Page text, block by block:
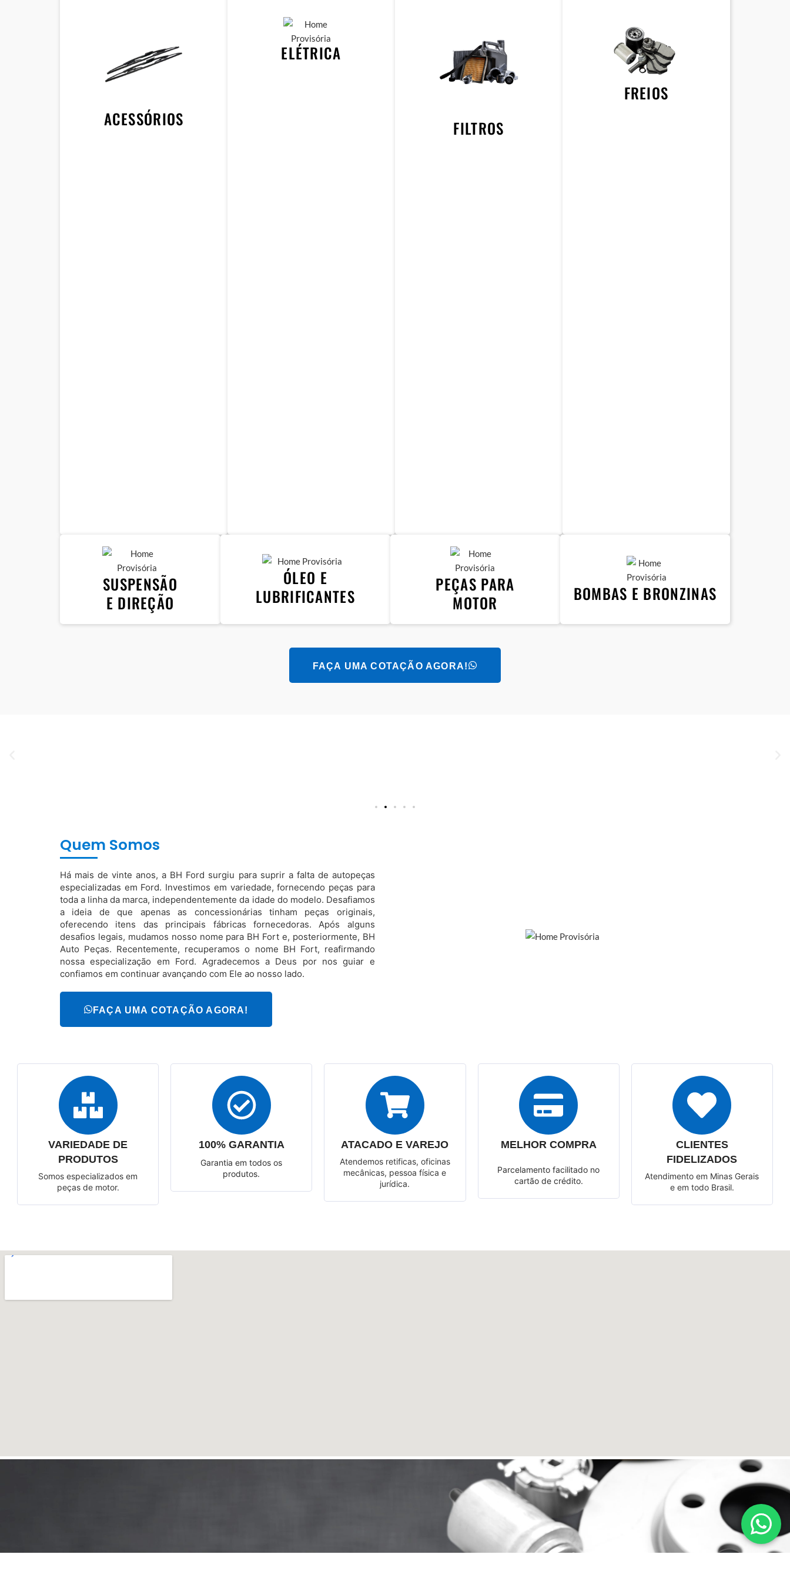
ACESSÓRIOS
ELÉTRICA
FILTROS
FREIOS
SUSPENSÃO
E DIREÇÃO
ÓLEO E
LUBRIFICANTES
PEÇAS PARA
MOTOR
BOMBAS E BRONZINAS
FAÇA UMA COTAÇÃO AGORA!
Quem Somos
Há mais de vinte anos, a BH Ford surgiu para suprir a falta de autopeças
especializadas em Ford. Investimos em variedade, fornecendo peças para
toda a linha da marca, independentemente da idade do modelo. Desafiamos
a ideia de que apenas as concessionárias tinham peças originais,
oferecendo itens das principais fábricas fornecedoras. Após alguns
desafios legais, mudamos nosso nome para BH Fort e, posteriormente, BH
Auto Peças. Recentemente, recuperamos o nome BH Fort, reafirmando
nossa especialização em Ford. Agradecemos a Deus por nos guiar e
confiamos em continuar avançando com Ele ao nosso lado.
FAÇA UMA COTAÇÃO AGORA!
VARIEDADE DE
PRODUTOS
Somos especializados em
peças de motor.
100% GARANTIA
Garantia em todos os
produtos.
ATACADO E VAREJO
Atendemos retificas, oficinas
mecânicas, pessoa física e
jurídica.
MELHOR COMPRA
Parcelamento facilitado no
cartão de crédito.
CLIENTES
FIDELIZADOS
Atendimento em Minas Gerais
e em todo Brasil.